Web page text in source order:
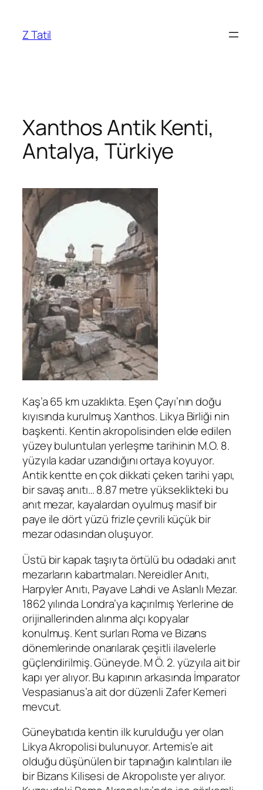
Z Tatil
Xanthos Antik Kenti,
Antalya, Türkiye
Kaş’a 65 km uzaklıkta. Eşen Çayı’nın doğu
kıyısında kurulmuş Xanthos. Likya Birliği nin
başkenti. Kentin akropolisinden elde edilen
yüzey buluntuları yerleşme tarihinin M.O. 8.
yüzyıla kadar uzandığını ortaya koyuyor.
Antik kentte en çok dikkati çeken tarihi yapı,
bir savaş anıtı… 8.87 metre yükseklikteki bu
anıt mezar, kayalardan oyulmuş masif bir
paye ile dört yüzü frizle çevrili küçük bir
mezar odasından oluşuyor.
Üstü bir kapak taşıyta örtülü bu odadaki anıt
mezarların kabartmaları. Nereidler Anıtı,
Harpyler Anıtı, Payave Lahdi ve Aslanlı Mezar.
1862 yılında Londra’ya kaçırılmış Yerlerine de
orijinallerinden alınma alçı kopyalar
konulmuş. Kent surları Roma ve Bizans
dönemlerinde onarılarak çeşitli ilavelerle
güçlendirilmiş. Güneyde. M Ö. 2. yüzyıla ait bir
kapı yer alıyor. Bu kapının arkasında İmparator
Vespasianus’a ait dor düzenli Zafer Kemeri
mevcut.
Güneybatıda kentin ilk kurulduğu yer olan
Likya Akropolisi bulunuyor. Artemis’e ait
olduğu düşünülen bir tapınağın kalıntıları ile
bir Bizans Kilisesi de Akropolıste yer alıyor.